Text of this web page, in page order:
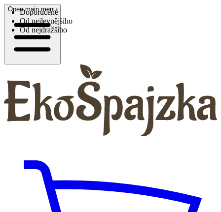
Open main menu
Doporučené
Od nejlevnějšího
Od nejdražšího